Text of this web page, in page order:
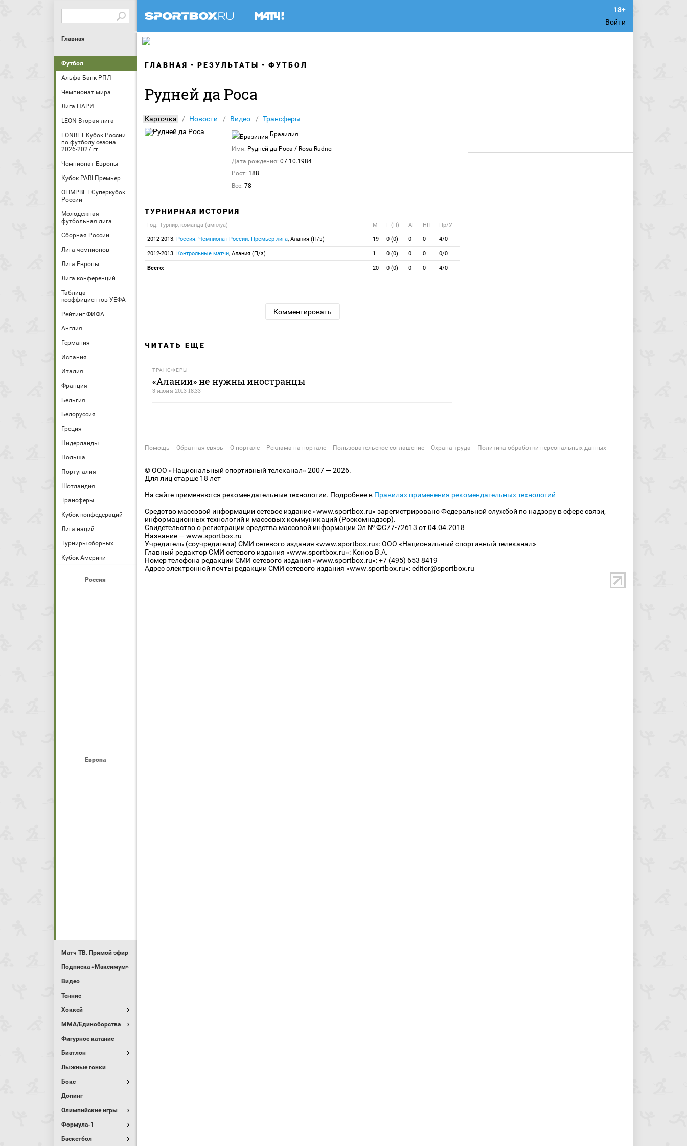
Войти
Главная
Футбол
Альфа-Банк РПЛ
Чемпионат мира
Лига ПАРИ
LEON-Вторая лига
FONBET Кубок России
по футболу сезона
2026-2027 гг.
Чемпионат Европы
Кубок PARI Премьер
OLIMPBET Суперкубок
России
Молодежная
футбольная лига
Сборная России
Лига чемпионов
Лига Европы
Лига конференций
Таблица
коэффициентов УЕФА
Рейтинг ФИФА
Англия
Германия
Испания
Италия
Франция
Бельгия
Белоруссия
Греция
Нидерланды
Польша
Португалия
Шотландия
Трансферы
Кубок конфедераций
Лига наций
Турниры сборных
Кубок Америки
Россия
Европа
Матч ТВ. Прямой эфир
Подписка «Максимум»
Видео
Теннис
Хоккей
MMA/Единоборства
Фигурное катание
Биатлон
Лыжные гонки
Бокс
Допинг
Олимпийские игры
Формула-1
Баскетбол
ГЛАВНАЯ РЕЗУЛЬТАТЫ ФУТБОЛ
Рудней да Роса
Карточка Новости Видео Трансферы
Бразилия
Имя: Рудней да Роса / Rosa Rudnei
Дата рождения: 07.10.1984
Рост: 188
Вес: 78
ТУРНИРНАЯ ИСТОРИЯ
Год. Турнир, команда (амплуа) М Г (П) АГ НП Пр/У
2012-2013. Россия. Чемпионат России. Премьер-лига, Алания (П/з) 19 0 (0) 0 0 4/0
2012-2013. Контрольные матчи, Алания (П/з) 1 0 (0) 0 0 0/0
Всего: 20 0 (0) 0 0 4/0
Комментировать
ЧИТАТЬ ЕЩЕ
ТРАНСФЕРЫ
«Алании» не нужны иностранцы
3 июня 2013 18:33
Помощь Обратная связь О портале Реклама на портале Пользовательское соглашение Охрана труда Политика обработки персональных данных
© ООО «Национальный спортивный телеканал» 2007 — 2026.
Для лиц старше 18 лет
На сайте применяются рекомендательные технологии. Подробнее в Правилах применения рекомендательных технологий
Средство массовой информации сетевое издание «www.sportbox.ru» зарегистрировано Федеральной службой по надзору в сфере связи,
информационных технологий и массовых коммуникаций (Роскомнадзор).
Свидетельство о регистрации средства массовой информации Эл № ФС77-72613 от 04.04.2018
Название — www.sportbox.ru
Учредитель (соучредители) СМИ сетевого издания «www.sportbox.ru»: ООО «Национальный спортивный телеканал»
Главный редактор СМИ сетевого издания «www.sportbox.ru»: Конов В.А.
Номер телефона редакции СМИ сетевого издания «www.sportbox.ru»: +7 (495) 653 8419
Адрес электронной почты редакции СМИ сетевого издания «www.sportbox.ru»: editor@sportbox.ru